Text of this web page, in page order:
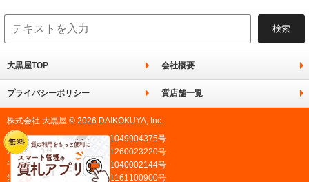
大黒屋TOP 会社概要
プライバシーポリシー 質店舗一覧
株式会社 大黒屋 © 2026 DAIKOKUYA, Inc.
東京都公安委員会許可 第301049904375号
埼玉県公安委員会許可 第431260023220号
千葉県公安委員会許可 第441040002144号
愛知県公安委員会許可 第541161100900号